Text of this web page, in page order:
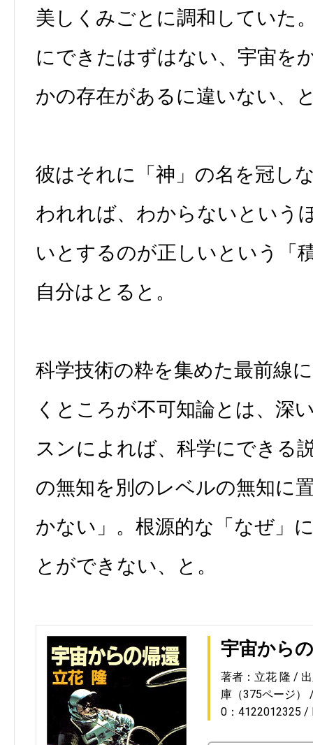
美しくみごとに調和していた
にできたはずはない、宇宙を
かの存在があるに違いない、
彼はそれに「神」の名を冠し
われれば、わからないという
いとするのが正しいという「
自分はとると。
科学技術の粋を集めた最前線
くところが不可知論とは、深
スンによれば、科学にできる
の無知を別のレベルの無知に
かない」。根源的な「なぜ」
とができない、と。
宇宙から
著者：立花 隆
庫（375ページ）
0：4122012325